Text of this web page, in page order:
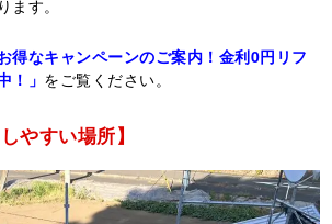
す。
お得なキャンペーンのご案内！金利0円リフ
！」 をご覧ください。
やすい場所】